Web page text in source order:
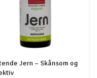
Jern – Skånsom og